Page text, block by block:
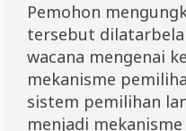
Pemohon
tersebut
wacana mengenai
mekanisme
sistem pemilihan
menjadi